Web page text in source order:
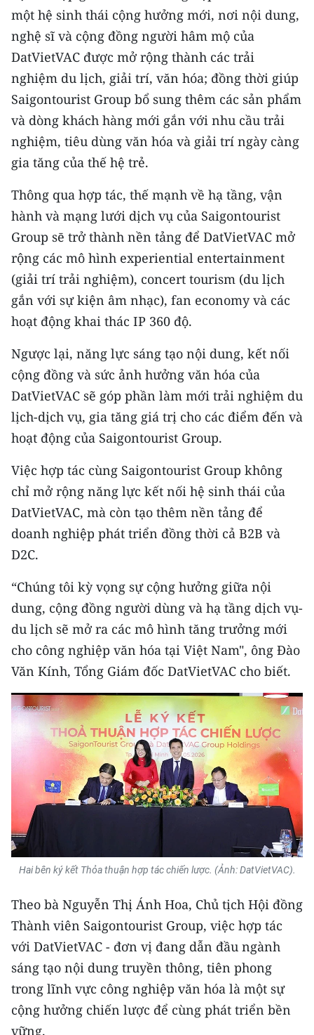
ENGLISH
中文
FRANÇAIS
РУССКИЙ
ESPAÑOL
một hệ sinh thái cộng hưởng mới, nơi nội dung,
nghệ sĩ và cộng đồng người hâm mộ của
DatVietVAC được mở rộng thành các trải
nghiệm du lịch, giải trí, văn hóa; đồng thời giúp
Saigontourist Group bổ sung thêm các sản phẩm
và dòng khách hàng mới gắn với nhu cầu trải
nghiệm, tiêu dùng văn hóa và giải trí ngày càng
gia tăng của thế hệ trẻ.
Thông qua hợp tác, thế mạnh về hạ tầng, vận
hành và mạng lưới dịch vụ của Saigontourist
Group sē trở thành nền tảng để DatVietVAC mở
rộng các mô hình experiential entertainment
(giải trí trải nghiệm), concert tourism (du lịch
gắn với sự kiện âm nhạc), fan economy và các
hoạt động khai thác IP 360 độ.
Ngược lại, năng lực sáng tạo nội dung, kết nối
cộng đồng và sức ảnh hưởng văn hóa của
DatVietVAC sẽ góp phần làm mới trải nghiệm du
lịch-dịch vụ, gia tăng giá trị cho các điểm đến và
hoạt động của Saigontourist Group.
Việc hợp tác cùng Saigontourist Group không
chỉ mở rộng năng lực kết nối hệ sinh thái của
DatVietVAC, mà còn tạo thêm nền tảng để
doanh nghiệp phát triển đồng thời cả B2B và
D2C.
“Chúng tôi kỳ vọng sự cộng hưởng giữa nội
dung, cộng đồng người dùng và hạ tầng dịch vụ-
du lịch sẽ mở ra các mô hình tăng trưởng mới
cho công nghiệp văn hóa tại Việt Nam", ông Đào
Văn Kính, Tổng Giám đốc DatVietVAC cho biết.
Hai bên ký kết Thỏa thuận hợp tác chiến lược. (Ảnh: DatVietVAC).
Theo bà Nguyễn Thị Ánh Hoa, Chủ tịch Hội đồng
Thành viên Saigontourist Group, việc hợp tác
với DatVietVAC - đơn vị đang dẫn đầu ngành
sáng tạo nội dung truyền thông, tiên phong
trong lĩnh vực công nghiệp văn hóa là một sự
cộng hưởng chiến lược để cùng phát triển bền
vững.